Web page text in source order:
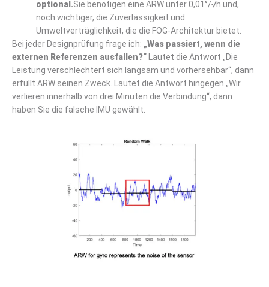
optional.Sie benötigen eine ARW unter 0,01°/√h und,
noch wichtiger, die Zuverlässigkeit und
Umweltverträglichkeit, die die FOG-Architektur bietet.
Bei jeder Designprüfung frage ich: „Was passiert, wenn die
externen Referenzen ausfallen?“ Lautet die Antwort „Die
Leistung verschlechtert sich langsam und vorhersehbar“, dann
erfüllt ARW seinen Zweck. Lautet die Antwort hingegen „Wir
verlieren innerhalb von drei Minuten die Verbindung“, dann
haben Sie die falsche IMU gewählt.